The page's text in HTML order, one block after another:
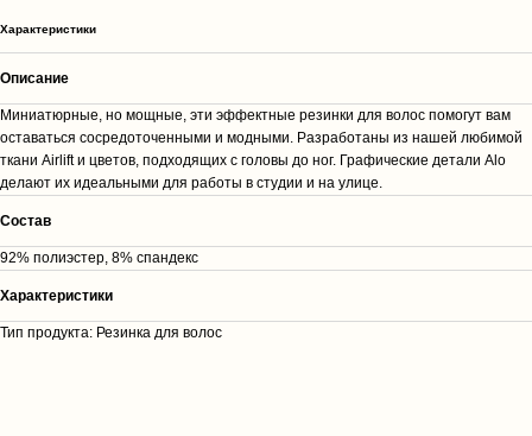
Характеристики
Описание
Миниатюрные, но мощные, эти эффектные резинки для волос помогут вам
оставаться сосредоточенными и модными. Разработаны из нашей любимой
ткани Airlift и цветов, подходящих с головы до ног. Графические детали Alo
делают их идеальными для работы в студии и на улице.
Cостав
92% полиэстер, 8% спандекс
Характеристики
Тип продукта: Резинка для волос